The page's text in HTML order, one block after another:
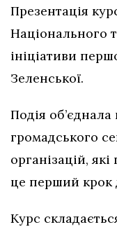
Презентація
Національного
ініціативи
Зеленської.
Подія
громадського
організацій,
це перший крок
Курс